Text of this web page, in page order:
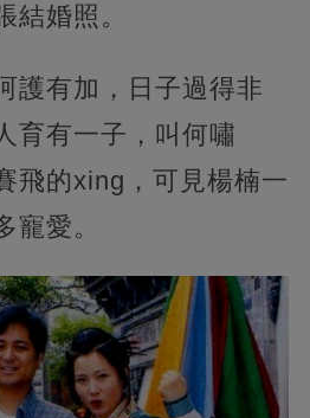
結婚照。
護有加，日子過得非
育有一子，叫何嘯
飛的xing，可見楊楠一
寵愛。